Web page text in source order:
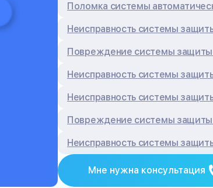
Поломка системы
Неисправность системы
Повреждение системы защиты
Неисправность системы
Неисправность системы
Повреждение системы защиты
Неисправность системы
Мне нужна консультация